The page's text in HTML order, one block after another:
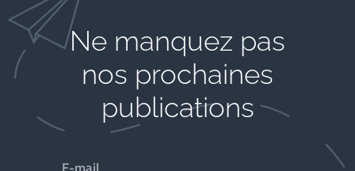
Ne manquez pas
nos prochaines
publications